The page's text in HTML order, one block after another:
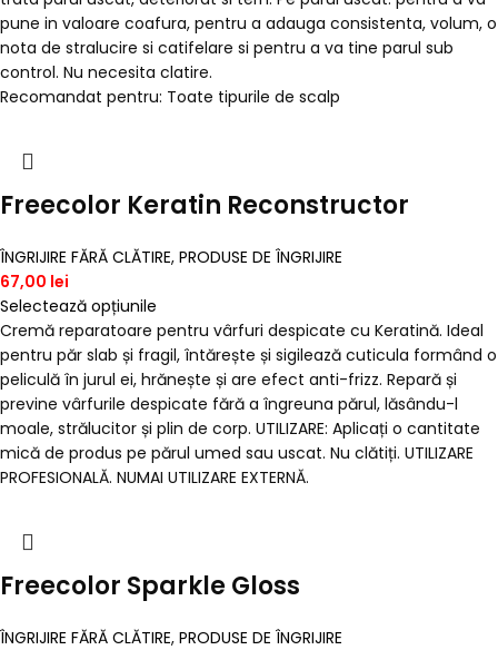
pune in valoare coafura, pentru a adauga consistenta, volum, o
nota de stralucire si catifelare si pentru a va tine parul sub
control. Nu necesita clatire.
Recomandat pentru: Toate tipurile de scalp
Freecolor Keratin Reconstructor
ÎNGRIJIRE FĂRĂ CLĂTIRE, PRODUSE DE ÎNGRIJIRE
67,00 lei
Selectează opțiunile
Cremă reparatoare pentru vârfuri despicate cu Keratină. Ideal
pentru păr slab și fragil, întărește și sigilează cuticula formând o
peliculă în jurul ei, hrănește și are efect anti-frizz. Repară și
previne vârfurile despicate fără a îngreuna părul, lăsându-l
moale, strălucitor și plin de corp. UTILIZARE: Aplicați o cantitate
mică de produs pe părul umed sau uscat. Nu clătiți. UTILIZARE
PROFESIONALĂ. NUMAI UTILIZARE EXTERNĂ.
Freecolor Sparkle Gloss
ÎNGRIJIRE FĂRĂ CLĂTIRE, PRODUSE DE ÎNGRIJIRE